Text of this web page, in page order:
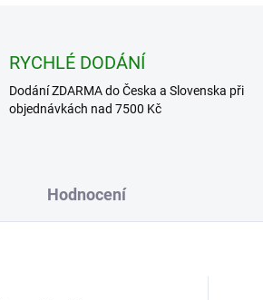
RYCHLÉ DODÁNÍ
Dodání ZDARMA do Česka a Slovenska při
objednávkách nad 7500 Kč
Hodnocení